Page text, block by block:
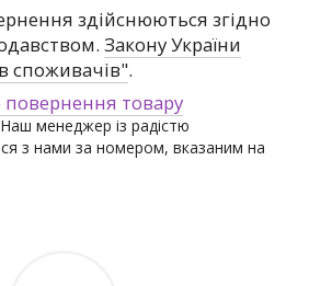
здійснюються згідно
Закону України
споживачів".
товару
Наш менеджер із радістю
з нами за номером, вказаним на